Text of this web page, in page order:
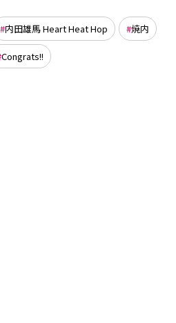
内田雄馬 Heart Heat Hop 焼内
Congrats!!